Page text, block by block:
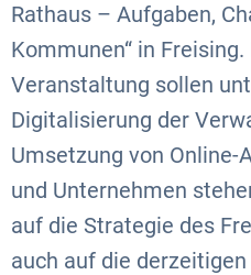
Rathaus – Aufgaben,
Kommunen“ in
Veranstaltung sollen
Digitalisierung der
Umsetzung von Online-
und Unternehmen
auf die Strategie des
auch auf die